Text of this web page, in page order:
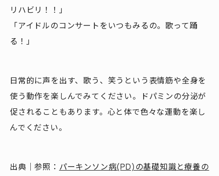
リハビリ！！」
「アイドルのコンサートをいつもみるの。歌って踊
る！」
日常的に声を出す、歌う、笑うという表情筋や全身を
使う動作を楽しんでみてください。ドパミンの分泌が
促されることもあります。心と体で色々な運動を楽し
んでください。
出典｜参照： パーキンソン病(PD)の基礎知識と療養の